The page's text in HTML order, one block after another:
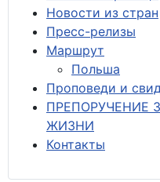
Новости из стран
Пресс-релизы
Маршрут
Польша
Проповеди и
ПРЕПОРУЧЕНИЕ
ЖИЗНИ
Контакты